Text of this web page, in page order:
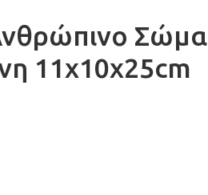
Σώμα
11x10x25cm